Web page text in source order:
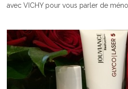
avec VICHY pour vous parler de